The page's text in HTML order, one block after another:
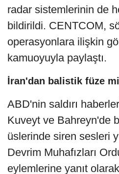
radar sistemlerinin de
bildirildi. CENTCOM,
operasyonlara ilişkin
kamuoyuyla paylaştı.
İran'dan balistik füze
ABD'nin saldırı
Kuveyt ve Bahreyn'de
üslerinde siren sesleri
Devrim Muhafızları
eylemlerine yanıt